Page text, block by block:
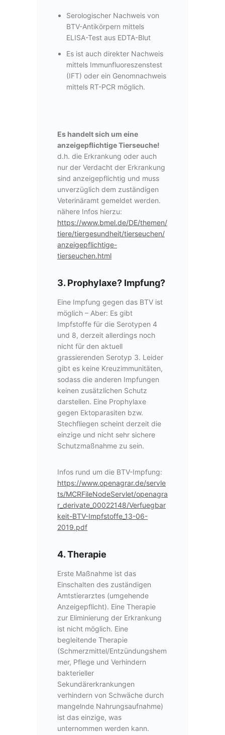
Serologischer Nachweis von
BTV-Antikörpern mittels
ELISA-Test aus EDTA-Blut
Es ist auch direkter Nachweis
mittels Immunfluoreszenstest
(IFT) oder ein Genomnachweis
mittels RT-PCR möglich.
Es handelt sich um eine
anzeigepflichtige Tierseuche!
d.h. die Erkrankung oder auch
nur der Verdacht der Erkrankung
sind anzeigepflichtig und muss
unverzüglich dem zuständigen
Veterinäramt gemeldet werden.
nähere Infos hierzu:
https://www.bmel.de/DE/themen/
tiere/tiergesundheit/tierseuchen/
anzeigepflichtige-
tierseuchen.html
3. Prophylaxe? Impfung?
Eine Impfung gegen das BTV ist
möglich – Aber: Es gibt
Impfstoffe für die Serotypen 4
und 8, derzeit allerdings noch
nicht für den aktuell
grassierenden Serotyp 3. Leider
gibt es keine Kreuzimmunitäten,
sodass die anderen Impfungen
keinen zusätzlichen Schutz
darstellen. Eine Prophylaxe
gegen Ektoparasiten bzw.
Stechfliegen scheint derzeit die
einzige und nicht sehr sichere
Schutzmaßnahme zu sein.
Infos rund um die BTV-Impfung:
https://www.openagrar.de/servle
ts/MCRFileNodeServlet/openagra
r_derivate_00022148/Verfuegbar
keit-BTV-Impfstoffe_13-06-
2019.pdf
4. Therapie
Erste Maßnahme ist das
Einschalten des zuständigen
Amtstierarztes (umgehende
Anzeigepflicht). Eine Therapie
zur Eliminierung der Erkrankung
ist nicht möglich. Eine
begleitende Therapie
(Schmerzmittel/Entzündungshem
mer, Pflege und Verhindern
bakterieller
Sekundärerkrankungen
verhindern von Schwäche durch
mangelnde Nahrungsaufnahme)
ist das einzige, was
unternommen werden kann.